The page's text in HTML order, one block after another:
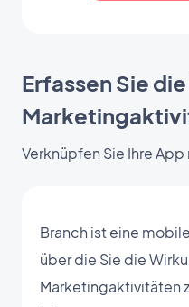
Erfassen Sie
Verknüpfen Sie Ihre
Branch ist eine
über die Sie die
Marketingaktivitäten